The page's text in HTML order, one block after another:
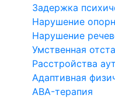
Задержка
Нарушение
Нарушение
Умственная
Расстройства
Адаптивная
ABA-терапия